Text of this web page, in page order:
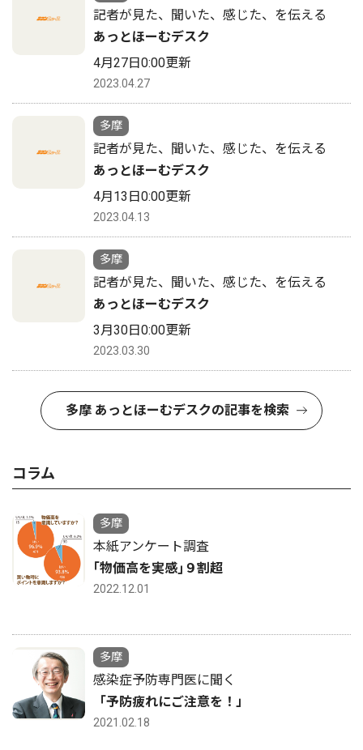
記者が見た、聞いた、感じた、を伝える
あっとほーむデスク
4月27日0:00更新
2023.04.27
多摩
記者が見た、聞いた、感じた、を伝える
あっとほーむデスク
4月13日0:00更新
2023.04.13
多摩
記者が見た、聞いた、感じた、を伝える
あっとほーむデスク
3月30日0:00更新
2023.03.30
多摩 あっとほーむデスクの記事を検索
コラム
多摩
本紙アンケート調査
｢物価高を実感｣９割超
2022.12.01
多摩
感染症予防専門医に聞く
「予防疲れにご注意を！」
2021.02.18